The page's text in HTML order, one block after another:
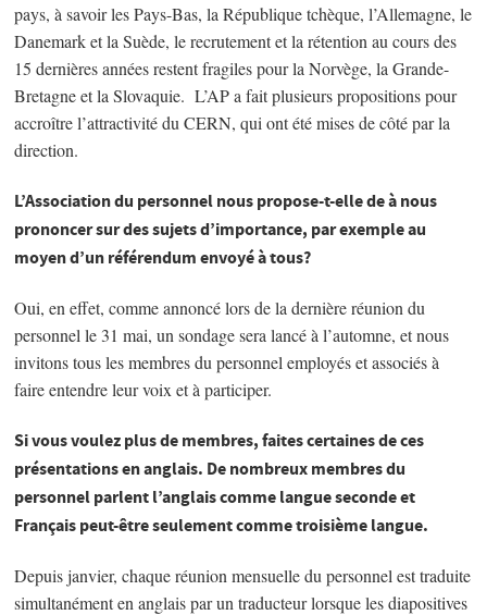
pays, à savoir les Pays-Bas, la République tchèque, l’Allemagne, le
Danemark et la Suède, le recrutement et la rétention au cours des
15 dernières années restent fragiles pour la Norvège, la Grande-
Bretagne et la Slovaquie. L’AP a fait plusieurs propositions pour
accroître l’attractivité du CERN, qui ont été mises de côté par la
direction.
L’Association du personnel nous propose-t-elle de à nous
prononcer sur des sujets d’importance, par exemple au
moyen d’un référendum envoyé à tous?
Oui, en effet, comme annoncé lors de la dernière réunion du
personnel le 31 mai, un sondage sera lancé à l’automne, et nous
invitons tous les membres du personnel employés et associés à
faire entendre leur voix et à participer.
Si vous voulez plus de membres, faites certaines de ces
présentations en anglais. De nombreux membres du
personnel parlent l’anglais comme langue seconde et
Français peut-être seulement comme troisième langue.
Depuis janvier, chaque réunion mensuelle du personnel est traduite
simultanément en anglais par un traducteur lorsque les diapositives